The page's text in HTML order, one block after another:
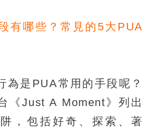
有哪些？常見的5大PUA
為是PUA常用的手段呢？
《Just A Moment》列出
，包括好奇、探索、著